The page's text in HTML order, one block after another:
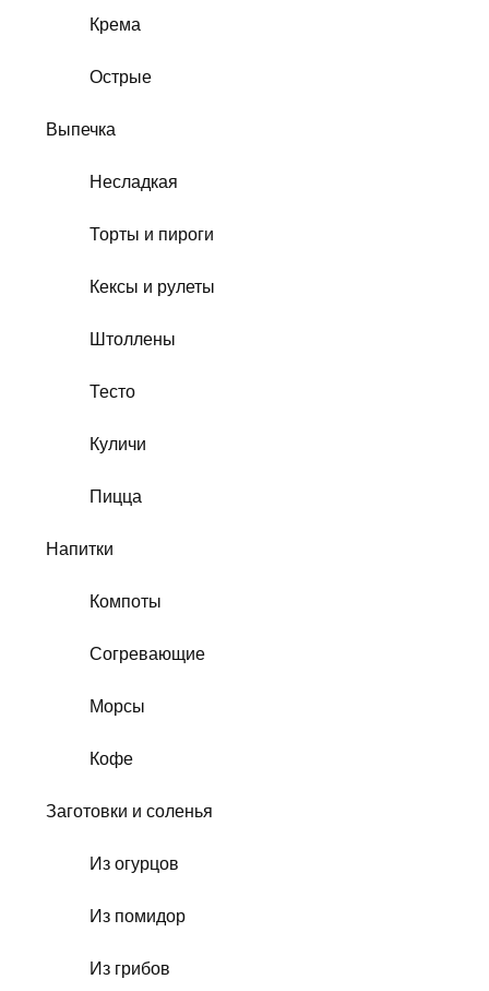
Крема
Острые
Выпечка
Несладкая
Торты и пироги
Кексы и рулеты
Штоллены
Тесто
Куличи
Пицца
Напитки
Компоты
Согревающие
Морсы
Кофе
Заготовки и соленья
Из огурцов
Из помидор
Из грибов